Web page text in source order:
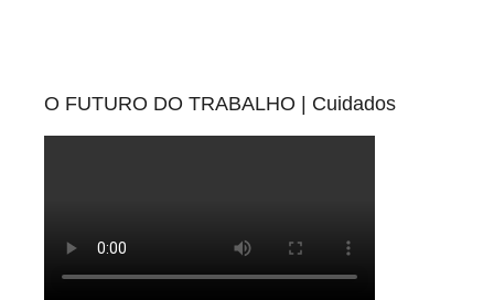
O FUTURO DO TRABALHO | Cuidados